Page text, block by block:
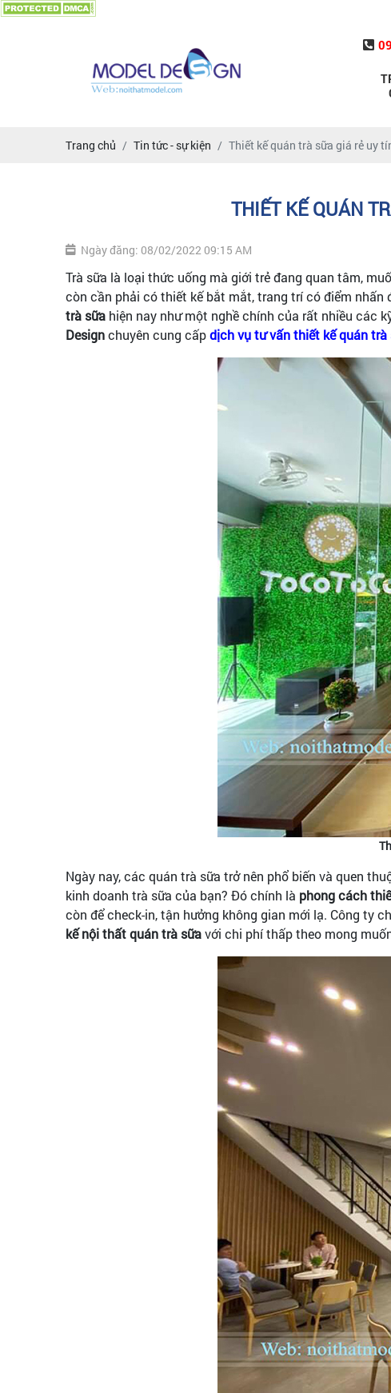
Trang chủ Tin tức - sự kiện Thiết kế quán trà sữa giá rẻ uy
THIẾT KẾ QUÁN
Ngày đăng: 08/02/2022 09:15 AM
Trà sữa là loại thức uống mà giới trẻ đang quan tâm,
còn cần phải có thiết kế bắt mắt, trang trí có điểm
trà sữa hiện nay như một nghề chính của rất nhiều các
Designchuyên cung cấpdịch vụ tư vấn thiết kế quán
Ngày nay, các quán trà sữa trở nên phổ biến và quen
kinh doanh trà sữa của bạn? Đó chính là phong cách
còn để check-in, tận hưởng không gian mới lạ. Công ty
kế nội thất quán trà sữavới chi phí thấp theo mong